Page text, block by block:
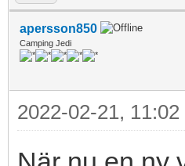
apersson850
Camping Jedi
2022-02-21, 11:02